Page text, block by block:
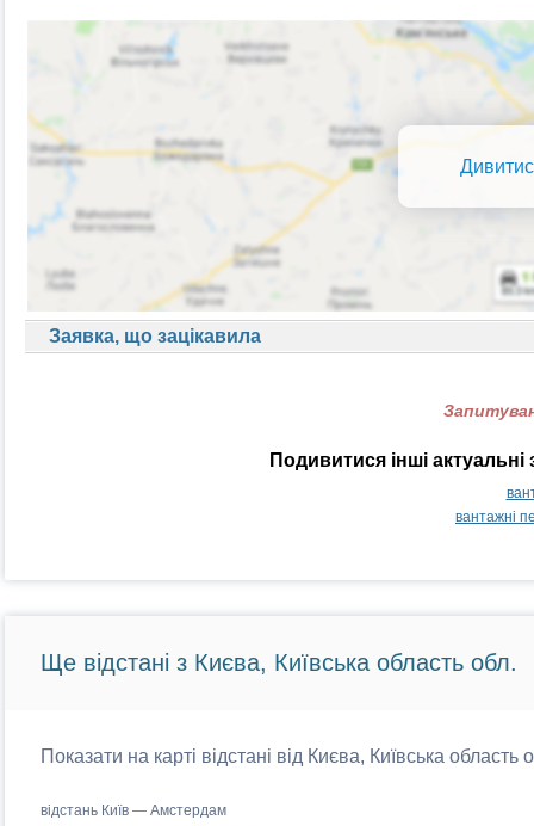
Заявка, що зацікавила
Подивитися інші
вантажні
Ще відстані з Києва, Київська область обл.
Показати на карті відстані від Києва, Київська
відстань Київ — Амстердам